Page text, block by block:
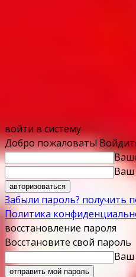
войти в систему
Добро пожаловать!
Ваш
Забыли пароль? получить
Политика
восстановление пароля
Восстановите свой пароль
Ваш